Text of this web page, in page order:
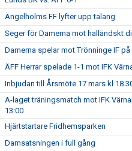
Ängelholms FF lyfter upp talang
Seger för Damerna mot halländskt
Damerna spelar mot Trönninge IF
ÄFF Herrar spelade 1-1 mot IFK
Inbjudan till Årsmöte 17 mars kl
A-laget träningsmatch mot IFK
13:00
Hjärtstartare Fridhemsparken
Damsatsningen i full gång